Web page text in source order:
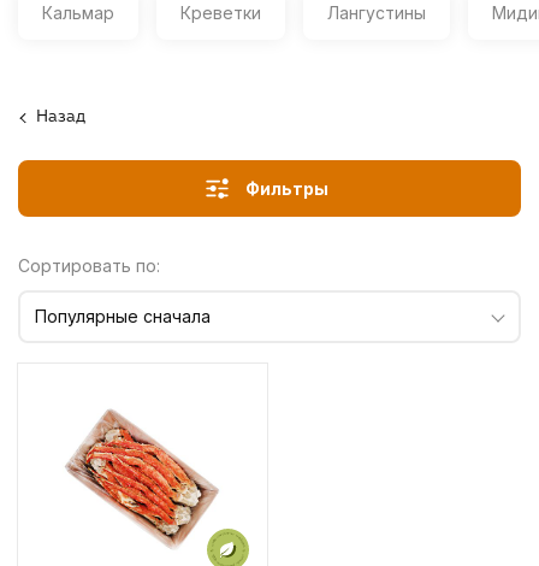
Кальмар Креветки Лангустины
Назад
Фильтры
Сортировать по:
Популярные сначала